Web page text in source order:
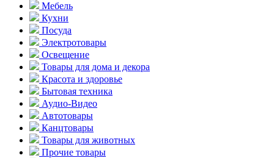
Мебель
Кухни
Посуда
Электротовары
Освещение
Товары для дома и декора
Красота и здоровье
Бытовая техника
Аудио-Видео
Автотовары
Канцтовары
Товары для животных
Прочие товары